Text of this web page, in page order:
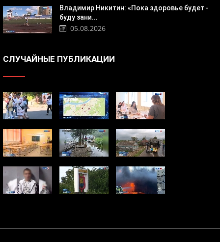
Владимир Никитин: «Пока здоровье будет -
буду зани...
05.08.2026
СЛУЧАЙНЫЕ ПУБЛИКАЦИИ